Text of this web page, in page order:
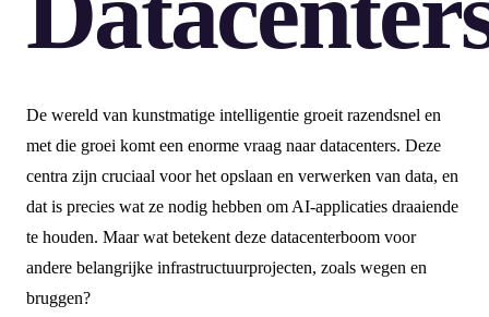
De wereld van kunstmatige intelligentie groeit razendsnel en
met die groei komt een enorme vraag naar datacenters. Deze
centra zijn cruciaal voor het opslaan en verwerken van data, en
dat is precies wat ze nodig hebben om AI-applicaties draaiende
te houden. Maar wat betekent deze datacenterboom voor
andere belangrijke infrastructuurprojecten, zoals wegen en
bruggen?